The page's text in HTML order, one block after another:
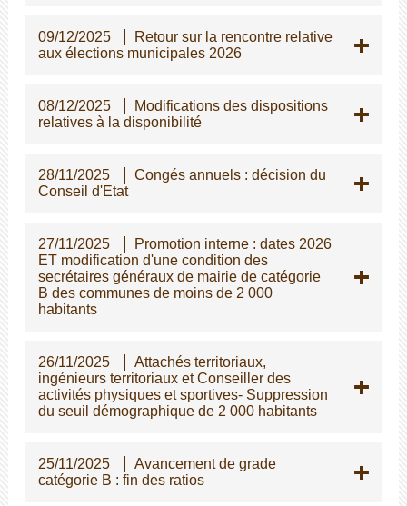
09/12/2025
Retour sur la rencontre relative
aux élections municipales 2026
08/12/2025
Modifications des dispositions
relatives à la disponibilité
28/11/2025
Congés annuels : décision du
Conseil d'Etat
27/11/2025
Promotion interne : dates 2026
ET modification d'une condition des
secrétaires généraux de mairie de catégorie
B des communes de moins de 2 000
habitants
26/11/2025
Attachés territoriaux,
ingénieurs territoriaux et Conseiller des
activités physiques et sportives- Suppression
du seuil démographique de 2 000 habitants
25/11/2025
Avancement de grade
catégorie B : fin des ratios